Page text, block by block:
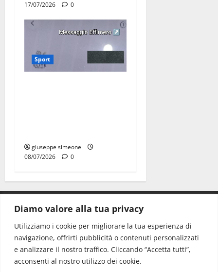
Diamo valore alla tua privacy
Utilizziamo i cookie per migliorare la tua esperienza di
navigazione, offrirti pubblicità o contenuti personalizzati
e analizzare il nostro traffico. Cliccando “Accetta tutti”,
acconsenti al nostro utilizzo dei cookie.
17/07/2026
0
Sport
giuseppe simeone
08/07/2026
0
CONTATTI.
Redazione: redazione@www.martinasera.it
Direttore:direttore@www.martinasera.it
Info & Commerciale:info@www.martinasera.it